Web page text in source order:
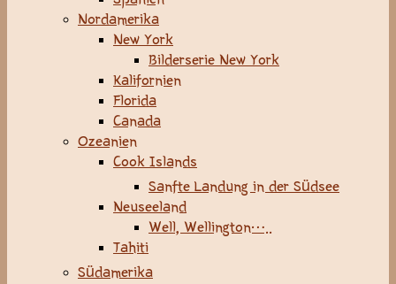
Nordamerika
New York
Bilderserie New York
Kalifornien
Florida
Canada
Ozeanien
Cook Islands
Sanfte Landung in der Südsee
Neuseeland
Well, Wellington…..
Tahiti
Südamerika